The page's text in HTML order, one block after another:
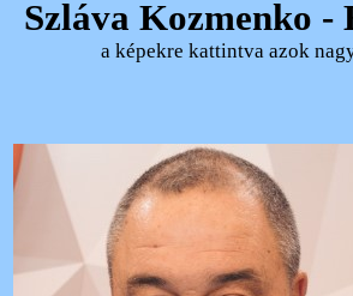
Szláva Kozmenko
a képekre kattintva azok